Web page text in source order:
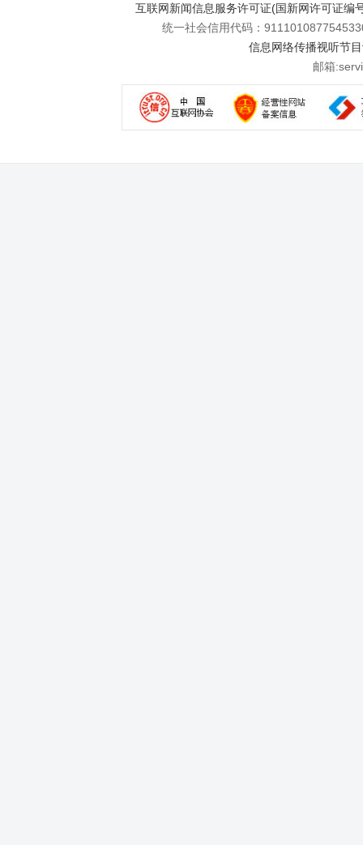
互联网新闻信息服务许可证(国新网许可证编
统一社会信用代码：
信息网络传播视听节
邮箱